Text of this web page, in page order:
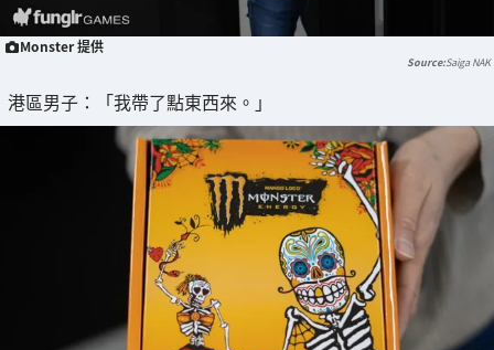
Monster 提供
Saiga NAK
港區男子：「我帶了點東西來。」